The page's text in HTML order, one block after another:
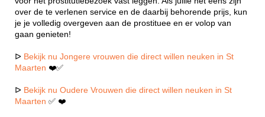
over de te verlenen service en de daarbij behorende prijs, kun
je je volledig overgeven aan de prostituee en er volop van
gaan genieten!
ᐅ Bekijk nu Jongere vrouwen die direct willen neuken in St
Maarten ❤️✅
ᐅ Bekijk nu Oudere Vrouwen die direct willen neuken in St
Maarten ✅ ❤️